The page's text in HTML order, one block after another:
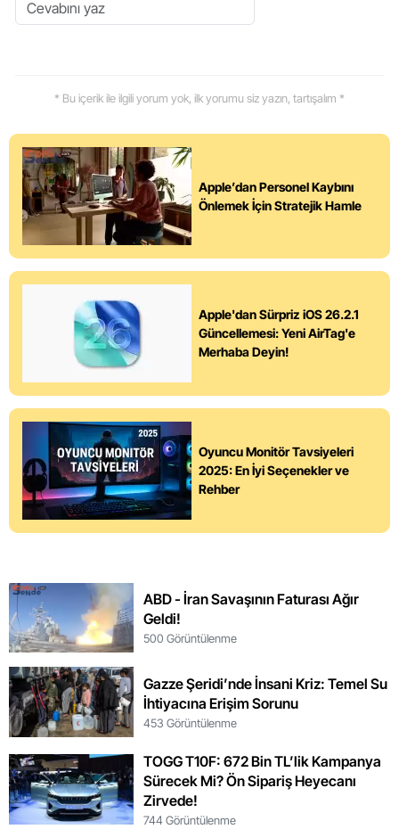
* Bu içerik ile ilgili yorum yok, ilk yorumu siz yazın, tartışalım *
Apple’dan Personel Kaybını
Önlemek İçin Stratejik Hamle
Apple'dan Sürpriz iOS 26.2.1
Güncellemesi: Yeni AirTag'e
Merhaba Deyin!
Oyuncu Monitör Tavsiyeleri
2025: En İyi Seçenekler ve
Rehber
ABD - İran Savaşının Faturası Ağır
Geldi!
500 Görüntülenme
Gazze Şeridi’nde İnsani Kriz: Temel Su
İhtiyacına Erişim Sorunu
453 Görüntülenme
TOGG T10F: 672 Bin TL’lik Kampanya
Sürecek Mi? Ön Sipariş Heyecanı
Zirvede!
744 Görüntülenme